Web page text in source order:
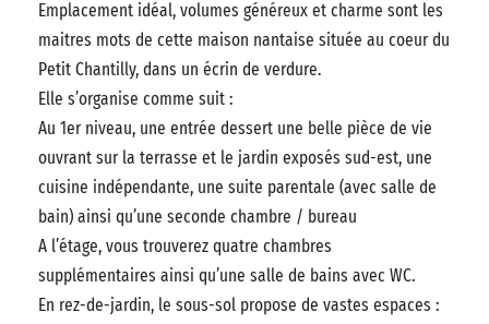
Emplacement idéal, volumes généreux et charme sont les
maitres mots de cette maison nantaise située au coeur du
Petit Chantilly, dans un écrin de verdure.
Elle s’organise comme suit :
Au 1er niveau, une entrée dessert une belle pièce de vie
ouvrant sur la terrasse et le jardin exposés sud-est, une
cuisine indépendante, une suite parentale (avec salle de
bain) ainsi qu’une seconde chambre / bureau
A l’étage, vous trouverez quatre chambres
supplémentaires ainsi qu’une salle de bains avec WC.
En rez-de-jardin, le sous-sol propose de vastes espaces :